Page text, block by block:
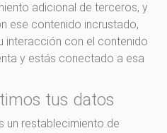
adicional de terceros, y
ese contenido incrustado,
interacción con el contenido
y estás conectado a esa
tus datos
un restablecimiento de